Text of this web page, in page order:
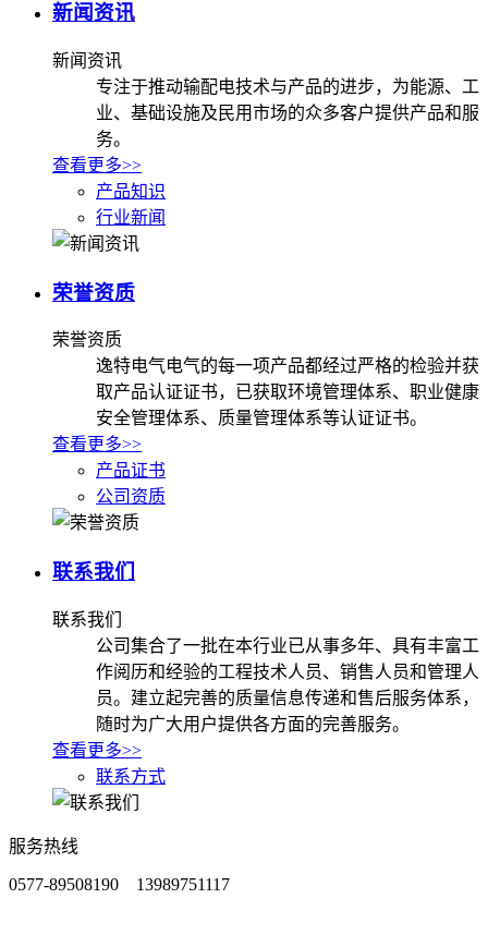
新闻资讯
新闻资讯
专注于推动输配电技术与产品的进步，为能源、工
业、基础设施及民用市场的众多客户提供产品和服
务。
查看更多>>
产品知识
行业新闻
荣誉资质
荣誉资质
逸特电气电气的每一项产品都经过严格的检验并获
取产品认证证书，已获取环境管理体系、职业健康
安全管理体系、质量管理体系等认证证书。
查看更多>>
产品证书
公司资质
联系我们
联系我们
公司集合了一批在本行业已从事多年、具有丰富工
作阅历和经验的工程技术人员、销售人员和管理人
员。建立起完善的质量信息传递和售后服务体系，
随时为广大用户提供各方面的完善服务。
查看更多>>
联系方式
服务热线
0577-89508190 13989751117